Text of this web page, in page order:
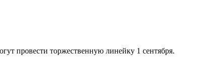
провести торжественную линейку 1 сентября.